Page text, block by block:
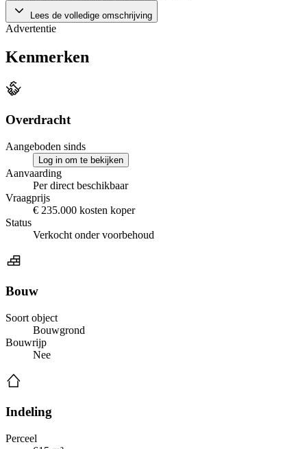
Lees de volledige omschrijving
Advertentie
Kenmerken
Overdracht
Aangeboden sinds
Log in om te bekijken
Aanvaarding
Per direct beschikbaar
Vraagprijs
€ 235.000 kosten koper
Status
Verkocht onder voorbehoud
Bouw
Soort object
Bouwgrond
Bouwrijp
Nee
Indeling
Perceel